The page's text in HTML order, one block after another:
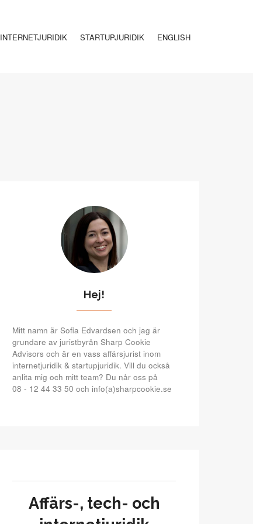
INTERNETJURIDIK STARTUPJURIDIK ENGLISH
Hej!
Mitt namn är Sofia Edvardsen och jag är
grundare av juristbyrån Sharp Cookie
Advisors och är en vass affärsjurist inom
internetjuridik & startupjuridik. Vill du också
anlita mig och mitt team? Du når oss på
08 - 12 44 33 50 och info(a)sharpcookie.se
Affärs-, tech- och